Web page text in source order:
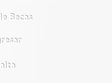
Becas